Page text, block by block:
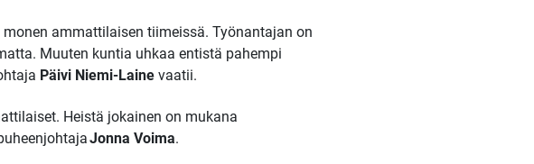
ammattilaisen tiimeissä. Työnantajan on
Muuten kuntia uhkaa entistä pahempi
Päivi Niemi-Laine vaatii.
Heistä jokainen on mukana
Jonna Voima.